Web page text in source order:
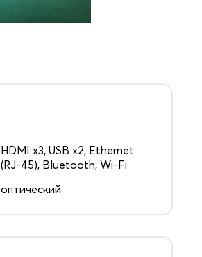
HDMI x3, USB x2, Ethernet
(RJ-45), Bluetooth, Wi-Fi
оптический